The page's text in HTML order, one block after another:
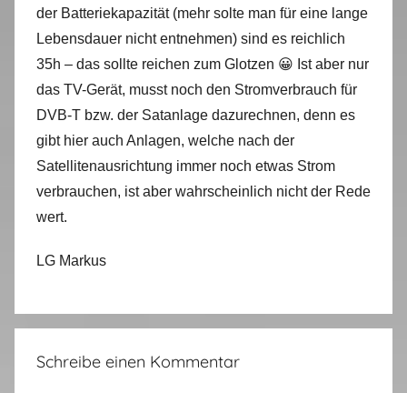
der Batteriekapazität (mehr solte man für eine lange
Lebensdauer nicht entnehmen) sind es reichlich
35h – das sollte reichen zum Glotzen 😀 Ist aber nur
das TV-Gerät, musst noch den Stromverbrauch für
DVB-T bzw. der Satanlage dazurechnen, denn es
gibt hier auch Anlagen, welche nach der
Satellitenausrichtung immer noch etwas Strom
verbrauchen, ist aber wahrscheinlich nicht der Rede
wert.
LG Markus
Schreibe einen Kommentar